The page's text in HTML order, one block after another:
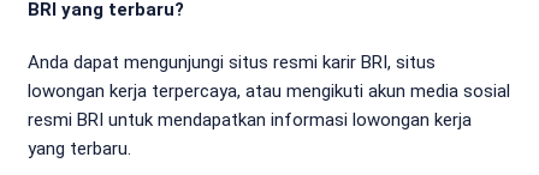
BRI yang terbaru?
Anda dapat mengunjungi situs resmi karir BRI, situs
lowongan kerja terpercaya, atau mengikuti akun media sosial
resmi BRI untuk mendapatkan informasi lowongan kerja
yang terbaru.